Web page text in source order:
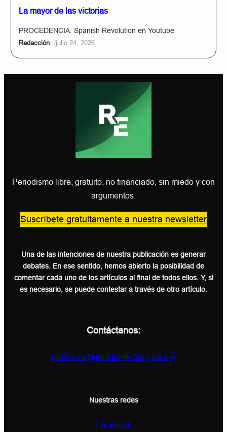
La mayor de las victorias
PROCEDENCIA: Spanish Revolution en Youtube
Redacción /julio 24, 2026
Periodismo libre, gratuito, no financiado, sin miedo y con
argumentos.
Suscríbete gratuitamente a nuestra newsletter
Una de las intenciones de nuestra publicación es generar
debates. En ese sentido, hemos abierto la posibilidad de
comentar cada uno de los artículos al final de todos ellos. Y, si
es necesario, se puede contestar a través de otro artículo.
Contáctanos:
redaccion@rebelionecologista.org
Nuestras redes
Facebook